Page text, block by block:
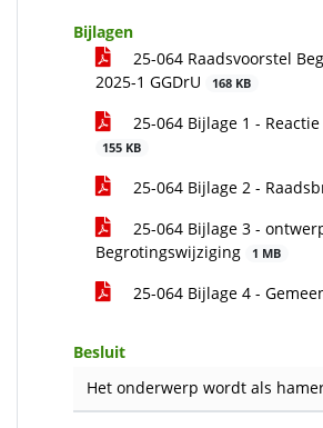
Bijlagen
25-064 Raadsvoorstel
2025-1 GGDrU
168 KB
25-064 Bijlage 1 -
155 KB
25-064 Bijlage 2 -
25-064 Bijlage 3 -
Begrotingswijziging
1 MB
25-064 Bijlage 4 -
Besluit
Het onderwerp wordt als